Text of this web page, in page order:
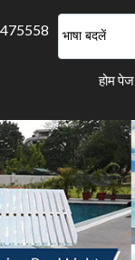
भाषा बदलें
होम पेज